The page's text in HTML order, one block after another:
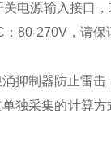
关电源输入接口
： 80-270V ，请
抑制器防止雷击
独采集的计算